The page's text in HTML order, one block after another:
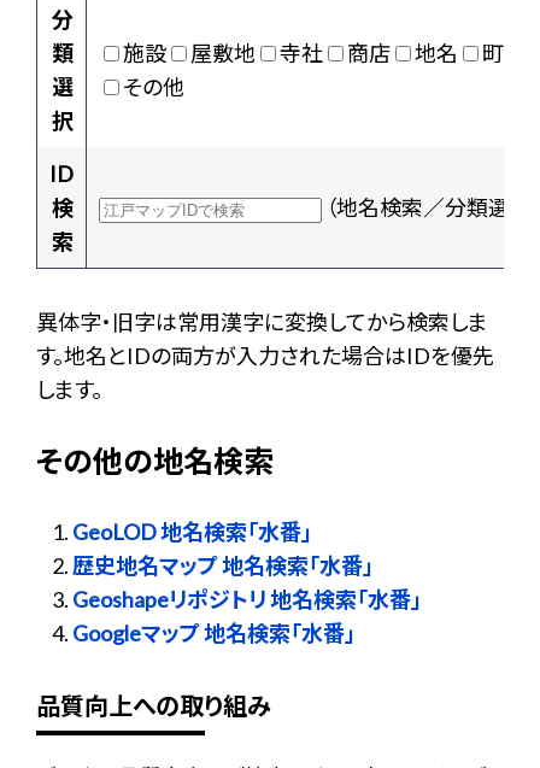
分
類
選
択
施設 屋敷地 寺社 商店 地名
町村
その他
ID
検
索
（地名検索／分類選択
異体字・旧字は常用漢字に変換してから検索しま
す。地名とIDの両方が入力された場合はIDを優先
します。
その他の地名検索
GeoLOD 地名検索「水番」
歴史地名マップ 地名検索「水番」
Geoshapeリポジトリ 地名検索「水番」
Googleマップ 地名検索「水番」
品質向上への取り組み